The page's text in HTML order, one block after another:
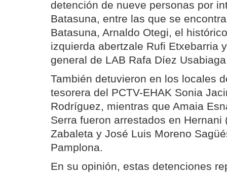
detención de nueve personas por
Batasuna, entre las que se
Batasuna, Arnaldo Otegi, el
izquierda abertzale Rufi Etxebarria
general de LAB Rafa Díez
También detuvieron en los locales
tesorera del PCTV-EHAK Sonia
Rodríguez, mientras que Amaia
Serra fueron arrestados en Hernani
Zabaleta y José Luis Moreno
Pamplona.
En su opinión, estas detenciones